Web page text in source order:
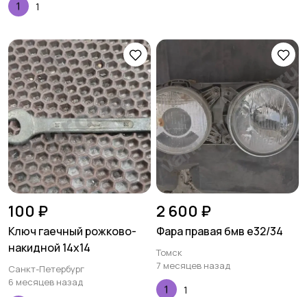
1
100 ₽
Ключ гаечный рожково-
накидной 14х14
Санкт-Петербург
6 месяцев назад
2 600 ₽
Фара правая бмв е32/34
Томск
7 месяцев назад
1